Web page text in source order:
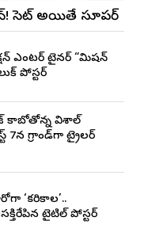
సెట్ అయితే సూపర్
ఎంటర్ టైనర్ “మిషన్
పోస్టర్
కాబోతోన్న విశాల్
7న గ్రాండ్‌గా ట్రైలర్
‘కరికాల’..
టైటిల్ పోస్టర్